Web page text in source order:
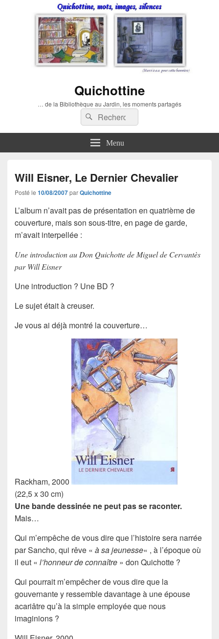
Quichottine
… de la Bibliothèque au Jardin, les moments partagés
Recherche :
Rechercher
Menu
Will Eisner, Le Dernier Chevalier
Posté le 10/08/2007parQuichottine
L’album n’avait pas de présentation en quatrième de
couverture, mais son sous-titre, en page de garde,
m’avait interpellée :
Une introduction au Don Quichotte de Miguel de Cervantès
par Will Eisner
Une introduction ? Une BD ?
Le sujet était à creuser.
Je vous ai déjà montré lacouverture…
Rackham, 2000
(22,5 x 30 cm)
Une bande dessinée ne peut pas se raconter.
Mais…
Qui m’empêche de vous dire que l’histoire sera narrée
parSancho, qui rêve « à sa jeunesse« , à l’époque où
il eut « l’honneur de connaître » don Quichotte ?
Qui pourrait m’empêcher de vous dire que la
gouvernantey ressemble davantage à uneépouse
acariâtrequ’à la simple employée que nous
imaginions ?